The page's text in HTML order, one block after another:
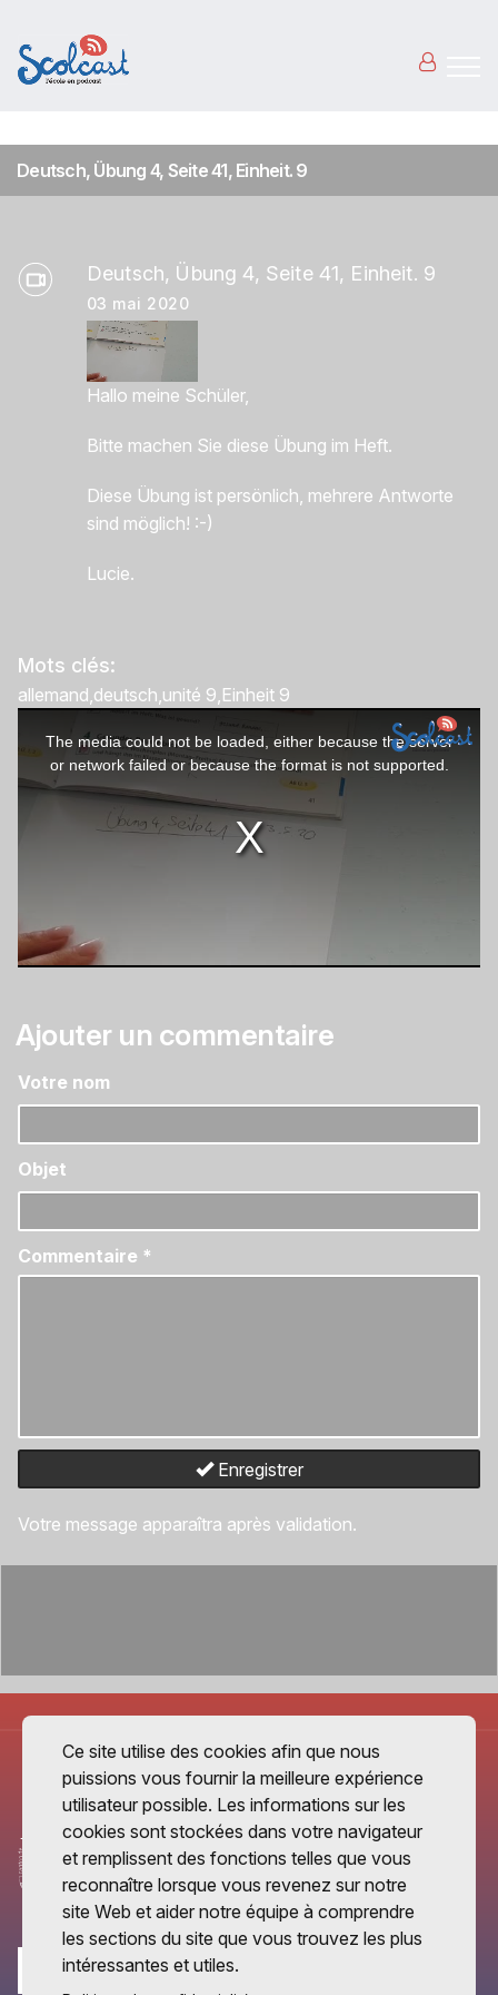
Deutsch, Übung 4, Seite 41, Einheit. 9
Deutsch, Übung 4, Seite 41, Einheit. 9
03 mai 2020
Hallo meine Schüler,
Bitte machen Sie diese Übung im Heft.
Diese Übung ist persönlich, mehrere Antworte
sind möglich! :-)
Lucie.
Mots clés:
allemand deutsch unité 9 Einheit 9
is
a
modal
The media could not be loaded, either because the server
or network failed or because the format is not supported.
Ajouter un commentaire
Votre nom
Objet
Commentaire *
Enregistrer
Votre message apparaîtra après validation.
Ce site utilise des cookies afin que nous
puissions vous fournir la meilleure expérience
utilisateur possible. Les informations sur les
cookies sont stockées dans votre navigateur
et remplissent des fonctions telles que vous
reconnaître lorsque vous revenez sur notre
site Web et aider notre équipe à comprendre
les sections du site que vous trouvez les plus
intéressantes et utiles.